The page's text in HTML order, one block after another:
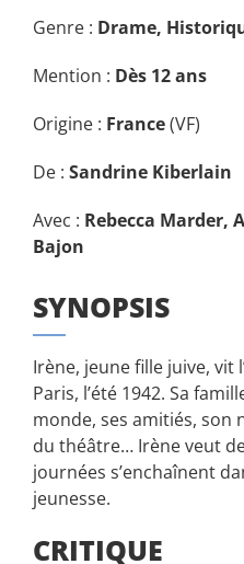
Genre : Drame,
Mention : Dès 12 ans
Origine : France(VF)
De : Sandrine Kiberlain
Avec : Rebecca Marder,
Bajon
SYNOPSIS
Irène, jeune fille juive, vit
Paris, l’été 1942. Sa
monde, ses amitiés, son
du théâtre… Irène veut
journées s’enchaînent
jeunesse.
CRITIQUE